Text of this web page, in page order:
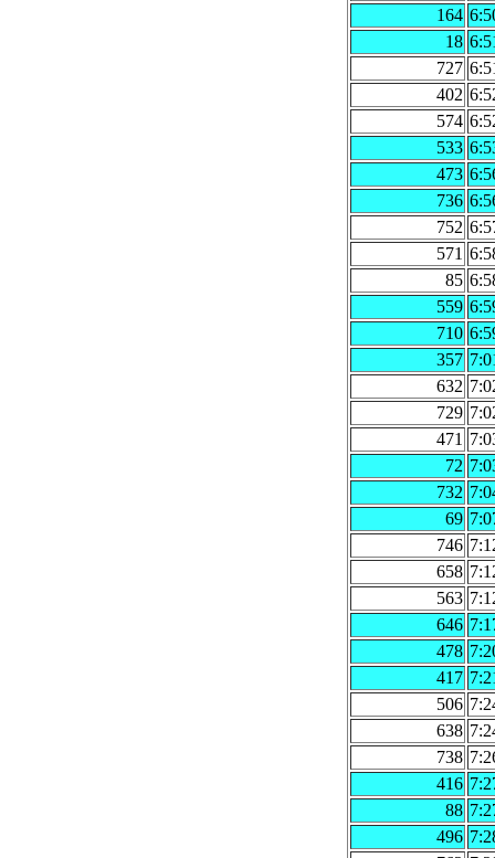
164
18
727
402
574
533
473
736
752
571
85
559
710
357
632
729
471
72
732
69
746
658
563
646
478
417
506
638
738
416
88
496